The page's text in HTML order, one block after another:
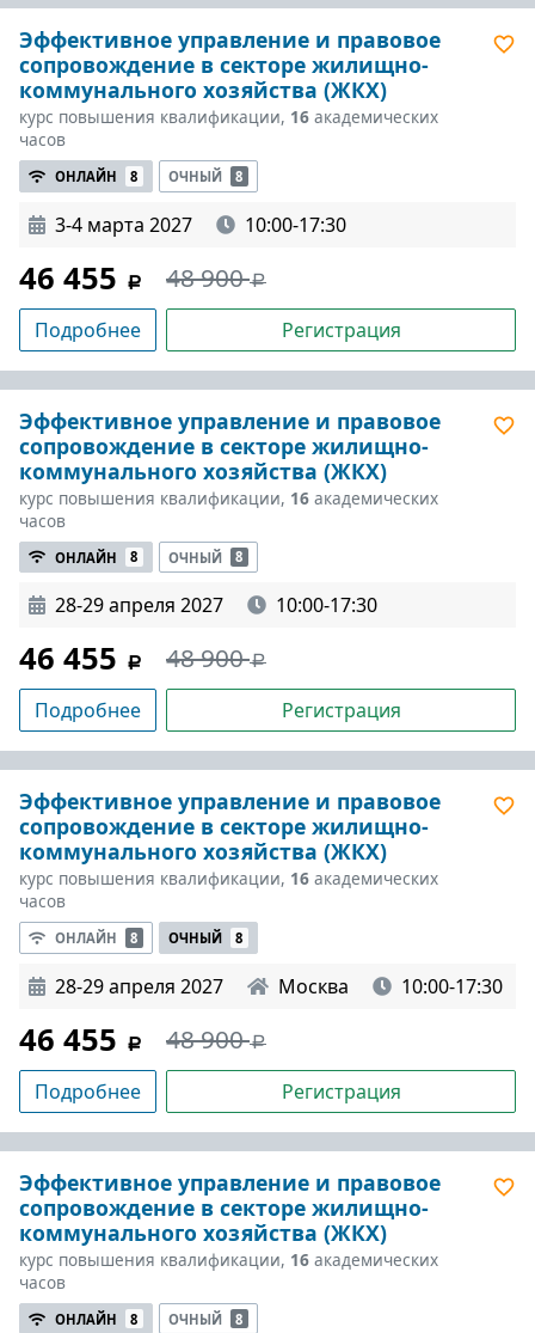
Эффективное управление и правовое
сопровождение в секторе жилищно-
коммунального хозяйства (ЖКХ)
курс повышения квалификации, 16 академических
часов
ОНЛАЙН 8 ОЧНЫЙ 8
3-4 марта 2027 10:00-17:30
46 455 48 900
Подробнее Регистрация
Эффективное управление и правовое
сопровождение в секторе жилищно-
коммунального хозяйства (ЖКХ)
курс повышения квалификации, 16 академических
часов
ОНЛАЙН 8 ОЧНЫЙ 8
28-29 апреля 2027 10:00-17:30
46 455 48 900
Подробнее Регистрация
Эффективное управление и правовое
сопровождение в секторе жилищно-
коммунального хозяйства (ЖКХ)
курс повышения квалификации, 16 академических
часов
ОНЛАЙН 8 ОЧНЫЙ 8
28-29 апреля 2027 Москва 10:00-17:30
46 455 48 900
Подробнее Регистрация
Эффективное управление и правовое
сопровождение в секторе жилищно-
коммунального хозяйства (ЖКХ)
курс повышения квалификации, 16 академических
часов
ОНЛАЙН 8 ОЧНЫЙ 8